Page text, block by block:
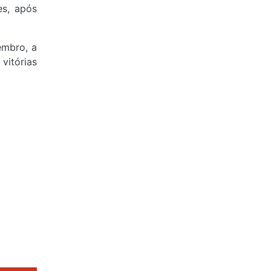
após
a
vitórias